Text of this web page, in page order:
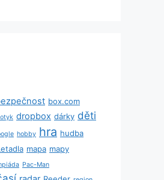
box.com
dropbox dárky děti
hobby hra hudba
mapa mapy
Pac-Man